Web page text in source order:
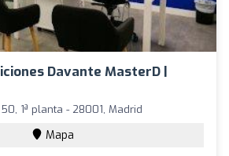
Davante MasterD |
1ª planta - 28001, Madrid
Mapa